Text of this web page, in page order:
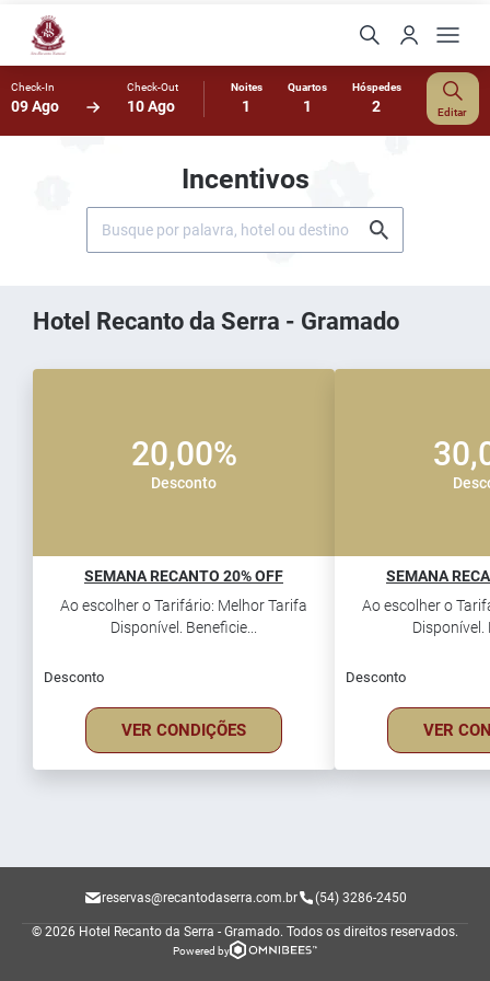
Check-In
09 Ago
Check-Out
10 Ago
Noites
1
Quartos
1
Hóspedes
2 Editar
Incentivos
Hotel Recanto da Serra - Gramado
20,00%
Desconto
SEMANA RECANTO 20% OFF
Ao escolher o Tarifário: Melhor Tarifa
Disponível. Beneficie...
Desconto
VER CONDIÇÕES
SEMANA
Ao escolher o
Disponível.
Desconto
VER
reservas@recantodaserra.com.br (54) 3286-2450
© 2026 Hotel Recanto da Serra - Gramado. Todos os direitos reservados.
Powered by